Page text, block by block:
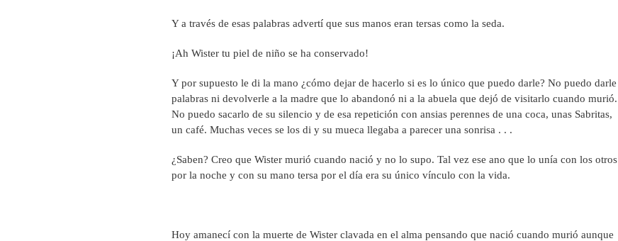
Y a través de esas palabras advertí que sus manos eran tersas como la seda.
¡Ah Wister tu piel de niño se ha conservado!
Y por supuesto le di la mano ¿cómo dejar de hacerlo si es lo único que puedo darle? No puedo darle
palabras ni devolverle a la madre que lo abandonó ni a la abuela que dejó de visitarlo cuando murió.
No puedo sacarlo de su silencio y de esa repetición con ansias perennes de una coca, unas Sabritas,
un café. Muchas veces se los di y su mueca llegaba a parecer una sonrisa . . .
¿Saben? Creo que Wister murió cuando nació y no lo supo. Tal vez ese ano que lo unía con los otros
por la noche y con su mano tersa por el día era su único vínculo con la vida.
Hoy amanecí con la muerte de Wister clavada en el alma pensando que nació cuando murió aunque